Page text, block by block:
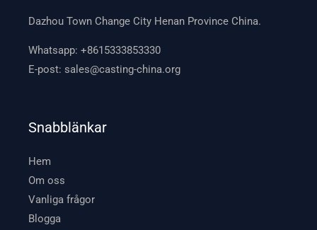
Dazhou Town Change City Henan Province China.
Whatsapp:+8615333853330
E-post:sales@casting-china.org
Snabblänkar
Hem
Om oss
Vanliga frågor
Blogga